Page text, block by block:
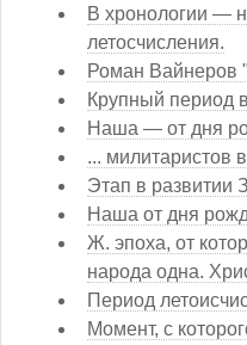
В хронологии —
летосчисления.
Роман Вайнеров
Крупный период
Наша — от дня
... милитаристов
Этап в развитии
Наша от дня
Ж. эпоха, от
народа одна.
Период
Момент, с